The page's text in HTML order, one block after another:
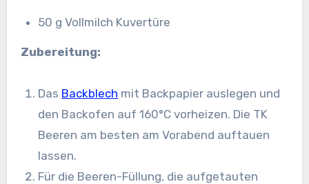
50 g Vollmilch Kuvertüre
Zubereitung:
Das Backblech mit Backpapier auslegen und
den Backofen auf 160°C vorheizen. Die TK
Beeren am besten am Vorabend auftauen
lassen.
Für die Beeren-Füllung, die aufgetauten